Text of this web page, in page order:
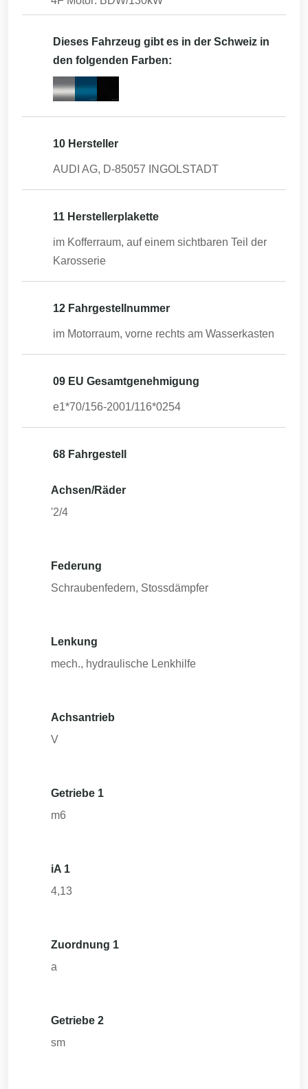
Dieses Fahrzeug gibt es in der Schweiz in
den folgenden Farben:
10 Hersteller
AUDI AG, D-85057 INGOLSTADT
11 Herstellerplakette
im Kofferraum, auf einem sichtbaren Teil der
Karosserie
12 Fahrgestellnummer
im Motorraum, vorne rechts am Wasserkasten
09 EU Gesamtgenehmigung
e1*70/156-2001/116*0254
68 Fahrgestell
Achsen/Räder
'2/4
Federung
Schraubenfedern, Stossdämpfer
Lenkung
mech., hydraulische Lenkhilfe
Achsantrieb
V
Getriebe 1
m6
iA 1
4,13
Zuordnung 1
a
Getriebe 2
sm